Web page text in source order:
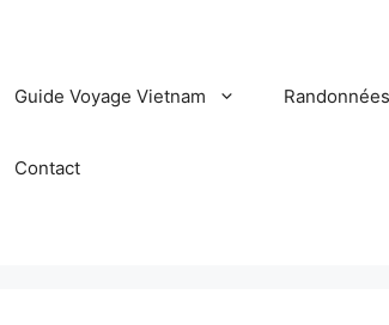
Guide Voyage Vietnam
Contact